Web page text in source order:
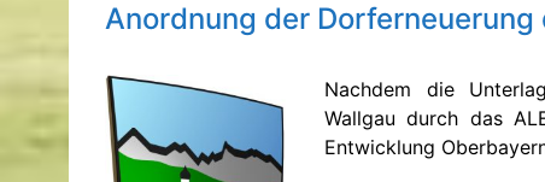
Anordnung der Dorferneuerung
Nachdem die
Wallgau durch das
Entwicklung